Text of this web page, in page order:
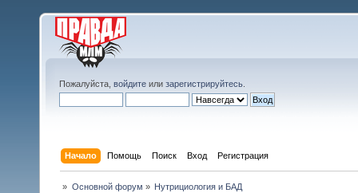
Пожалуйста, войдите или зарегистрируйтесь
Начало Помощь Поиск Вход Регистрация
» Основной форум » Нутрициология и БАД